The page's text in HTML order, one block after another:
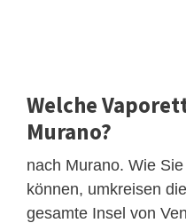
Welche
Murano?
nach Murano. Wie
können, umkreisen
gesamte Insel von